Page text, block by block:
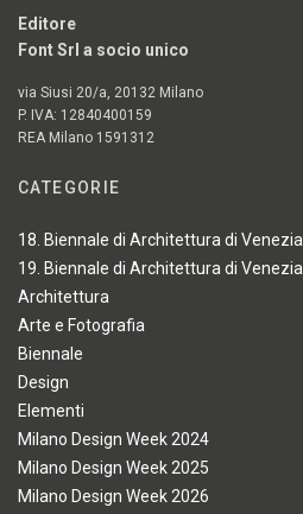
Editore
Font Srl a socio unico
via Siusi 20/a, 20132 Milano
P. IVA: 12840400159
REA Milano 1591312
CATEGORIE
18. Biennale di Architettura di Venezia
19. Biennale di Architettura di Venezia
Architettura
Arte e Fotografia
Biennale
Design
Elementi
Milano Design Week 2024
Milano Design Week 2025
Milano Design Week 2026